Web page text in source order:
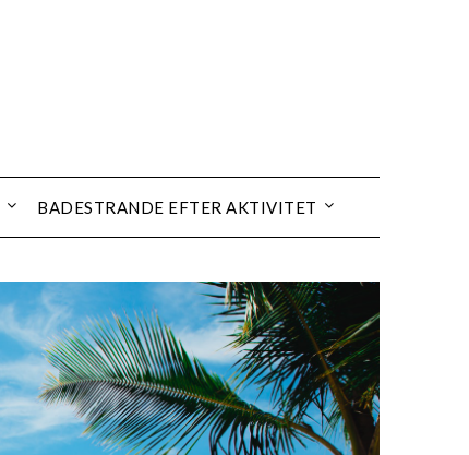
BADESTRANDE EFTER AKTIVITET